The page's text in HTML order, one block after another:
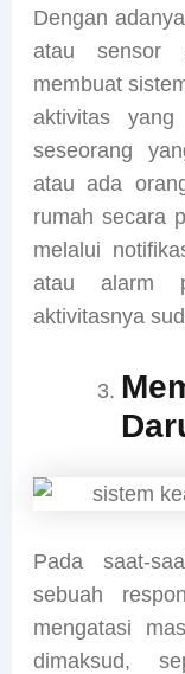
Dengan
atau sensor
membuat
aktivitas
seseorang
atau ada
rumah secara
melalui
atau alarm
aktivitasnya
Pada saat-
sebuah
mengatasi
dimaksud,